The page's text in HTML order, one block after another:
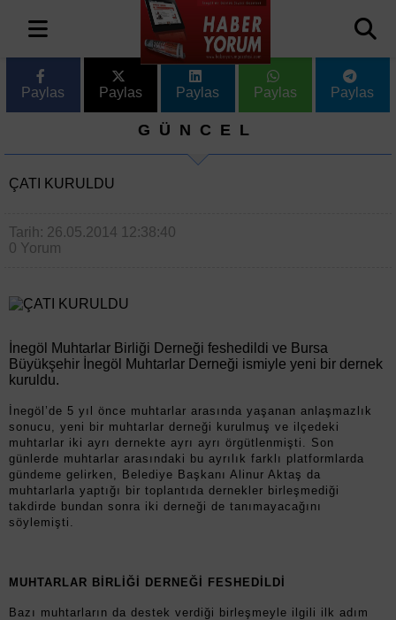
Paylas Paylas Paylas Paylas Paylas
GÜNCEL
ÇATI KURULDU
Tarih: 26.05.2014 12:38:40
0 Yorum
İnegöl Muhtarlar Birliği Derneği feshedildi ve Bursa
Büyükşehir İnegöl Muhtarlar Derneği ismiyle yeni bir dernek
kuruldu.
İnegöl’de 5 yıl önce muhtarlar arasında yaşanan anlaşmazlık
sonucu, yeni bir muhtarlar derneği kurulmuş ve ilçedeki
muhtarlar iki ayrı dernekte ayrı ayrı örgütlenmişti. Son
günlerde muhtarlar arasındaki bu ayrılık farklı platformlarda
gündeme gelirken, Belediye Başkanı Alinur Aktaş da
muhtarlarla yaptığı bir toplantıda dernekler birleşmediği
takdirde bundan sonra iki derneği de tanımayacağını
söylemişti.
MUHTARLAR BİRLİĞİ DERNEĞİ FESHEDİLDİ
Bazı muhtarların da destek verdiği birleşmeyle ilgili ilk adım